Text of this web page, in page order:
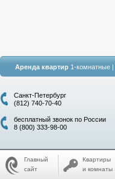
Аренда квартир 1-комнатные |
Санкт-Петербург
(812) 740-70-40
бесплатный звонок по России
8 (800) 333-98-00
Главный
сайт
Квартиры
и комнаты